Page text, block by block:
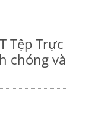
Tệp Trực
chóng và